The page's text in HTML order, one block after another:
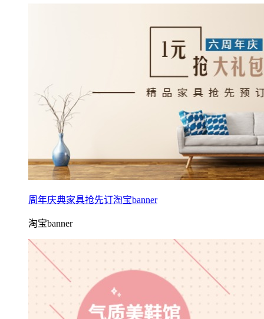
周年庆典家具抢先订淘宝banner
淘宝banner